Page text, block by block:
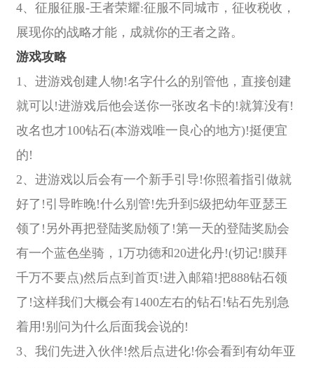
4、征服征服-王者荣耀:征服不同城市，征收税收，
展现你的战略才能，成就你的王者之路。
游戏攻略
1、进游戏创建人物!名字什么的别管他，直接创建
就可以!进游戏后他会送你一张改名卡的!就算没有!
改名也才100钻石(本游戏唯一良心的地方)!挺便宜
的!
2、进游戏以后会有一个新手引导!你照着指引做就
好了!引导昨晚!什么别管!先升到5级把幼年亚瑟王
领了!另外再把登陆奖励领了!第一天的登陆奖励会
有一个蓝色坐骑，1万功德和20进化丹!(切记!膜拜
千万不要点)然后点到首页!进入邮箱!把888钻石领
了!这样我们大概会有1400左右的钻石!钻石先别急
着用!别问为什么后面我会说的!
3、我们先进入伙伴!然后点进化!你会看到有幼年亚